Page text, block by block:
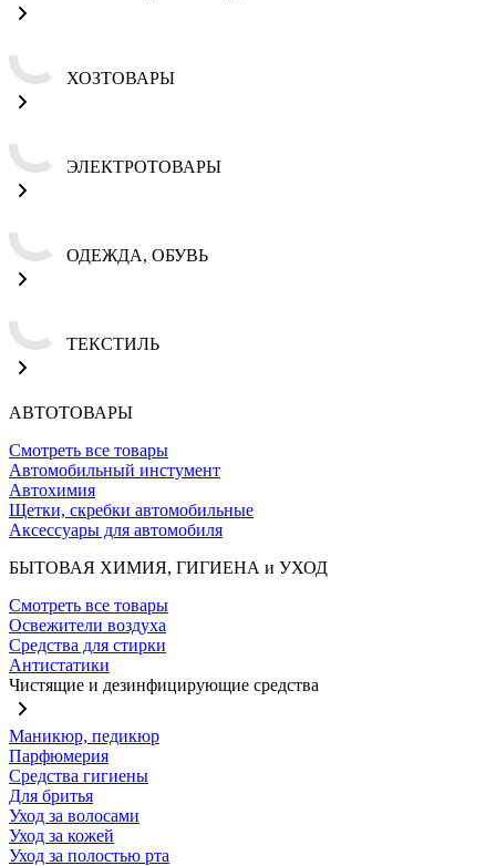
ХОЗТОВАРЫ
ЭЛЕКТРОТОВАРЫ
ОДЕЖДА, ОБУВЬ
ТЕКСТИЛЬ
АВТОТОВАРЫ
Смотреть все товары
Автомобильный инстумент
Автохимия
Щетки, скребки автомобильные
Аксессуары для автомобиля
БЫТОВАЯ ХИМИЯ, ГИГИЕНА и УХОД
Смотреть все товары
Освежители воздуха
Средства для стирки
Антистатики
Чистящие и дезинфицирующие средства
Маникюр, педикюр
Парфюмерия
Средства гигиены
Для бритья
Уход за волосами
Уход за кожей
Уход за полостью рта